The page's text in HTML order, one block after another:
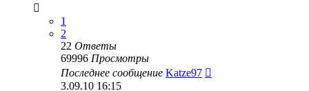
1
2
22 Ответы
69996 Просмотры
Последнее сообщение Katze97
3.09.10 16:15